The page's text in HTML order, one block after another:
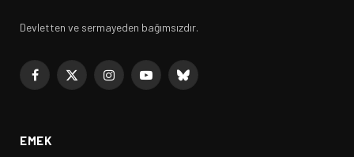
Devletten ve sermayeden bağımsızdır.
Facebook
X
InstagramYouTubeBluesky
EMEK